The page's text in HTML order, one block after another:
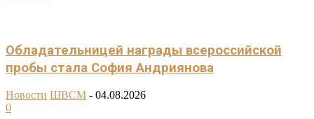
Обладательницей награды всероссийской
пробы стала София Андриянова
Новости ШВСМ - 04.08.2026
0